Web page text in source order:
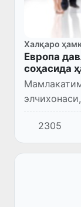
Халқаро
Европа
соҳасида
Даниядаги
ўртасида
учрашув
2305